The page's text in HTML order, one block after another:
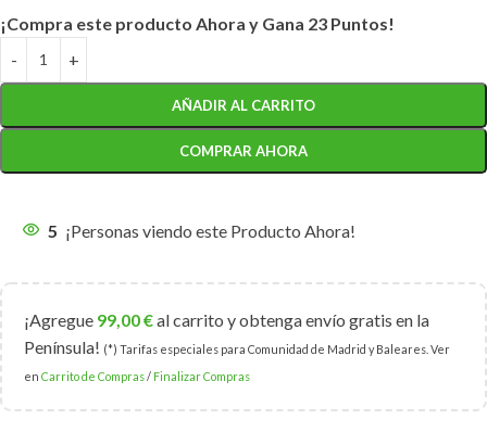
¡Compra este producto Ahora y Gana 23 Puntos!
AÑADIR AL CARRITO
COMPRAR AHORA
5 ¡Personas viendo este Producto Ahora!
¡Agregue 99,00€al carrito y obtenga envío gratis en la
Península! (*) Tarifas especiales para Comunidad de Madrid y Baleares. Ver
en Carrito de Compras/ Finalizar Compras